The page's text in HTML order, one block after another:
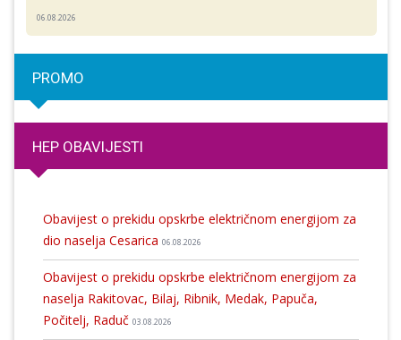
06.08.2026
PROMO
HEP OBAVIJESTI
Obavijest o prekidu opskrbe električnom energijom za
dio naselja Cesarica 06.08.2026
Obavijest o prekidu opskrbe električnom energijom za
naselja Rakitovac, Bilaj, Ribnik, Medak, Papuča,
Počitelj, Raduč 03.08.2026